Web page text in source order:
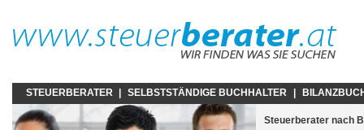
STEUERBERATER SELBSTSTÄNDIGE BUCHHALTER
Steuerberater nach